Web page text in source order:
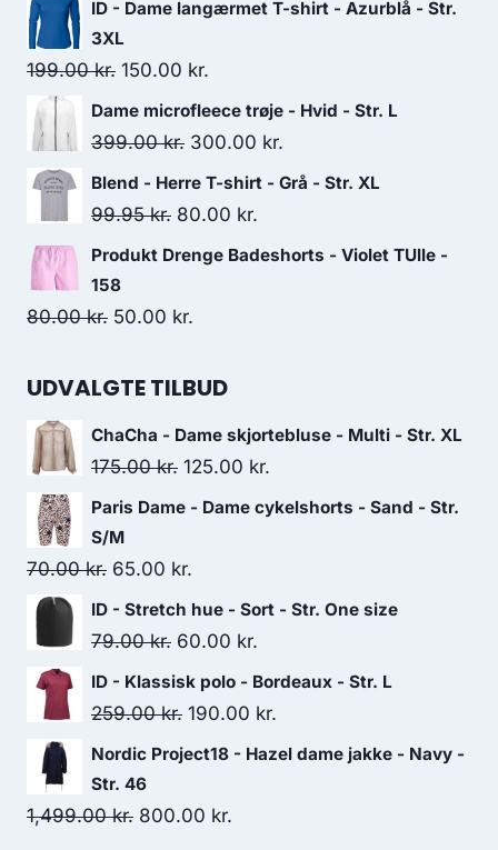
175.00 kr..
ID - Dame langærmet T-shirt - Azurblå - Str.
3XL
199.00kr. Original
price
was:
150.00 kr.
price
is:
Dame microfleece trøje - Hvid - Str. L
399.00kr. Original
price
was:
300.00 kr.
price
Blend - Herre T-shirt - Grå - Str. XL
99.95kr. Original
price
99.95 kr..
80.00 kr.
price
Produkt Drenge Badeshorts - Violet TUlle -
158
80.00kr. Original
was:
50.00 kr.
is:
UDVALGTE TILBUD
ChaCha - Dame skjortebluse - Multi - Str. XL
175.00kr. Original
price
175.00 kr..
125.00 kr.
price
Paris Dame - Dame cykelshorts - Sand - Str.
S/M
70.00kr. Original
price
was:
65.00 kr.
price
is:
ID - Stretch hue - Sort - Str. One size
79.00kr. Original
price
was:
60.00 kr.
price
is:
ID - Klassisk polo - Bordeaux - Str. L
259.00kr. Original
price
259.00 kr..
190.00 kr.
price
Nordic Project18 - Hazel dame jakke - Navy -
Str. 46
1,499.00kr. Original
800.00 kr.